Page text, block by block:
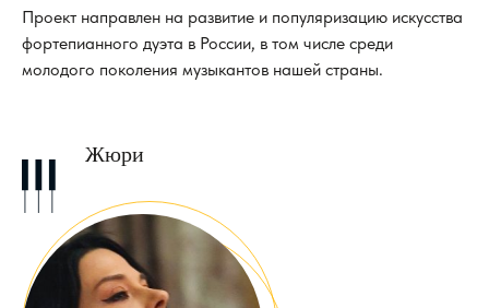
Проект направлен на развитие и популяризацию искусства
фортепианного дуэта в России, в том числе среди
молодого поколения музыкантов нашей страны.
Жюри